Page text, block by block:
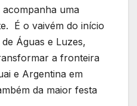
uma
É o vaivém do início
Águas e Luzes,
a fronteira
e Argentina em
da maior festa